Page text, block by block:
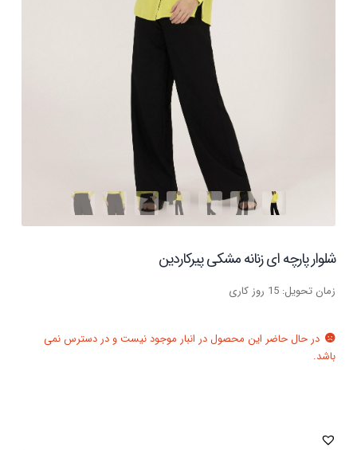
شلوار پارچه ای زنانه مشکی پیرکاردین
زمان تحویل: 15 روز کاری
در حال حاضر این محصول در انبار موجود نیست و در دسترس نمی
باشد.